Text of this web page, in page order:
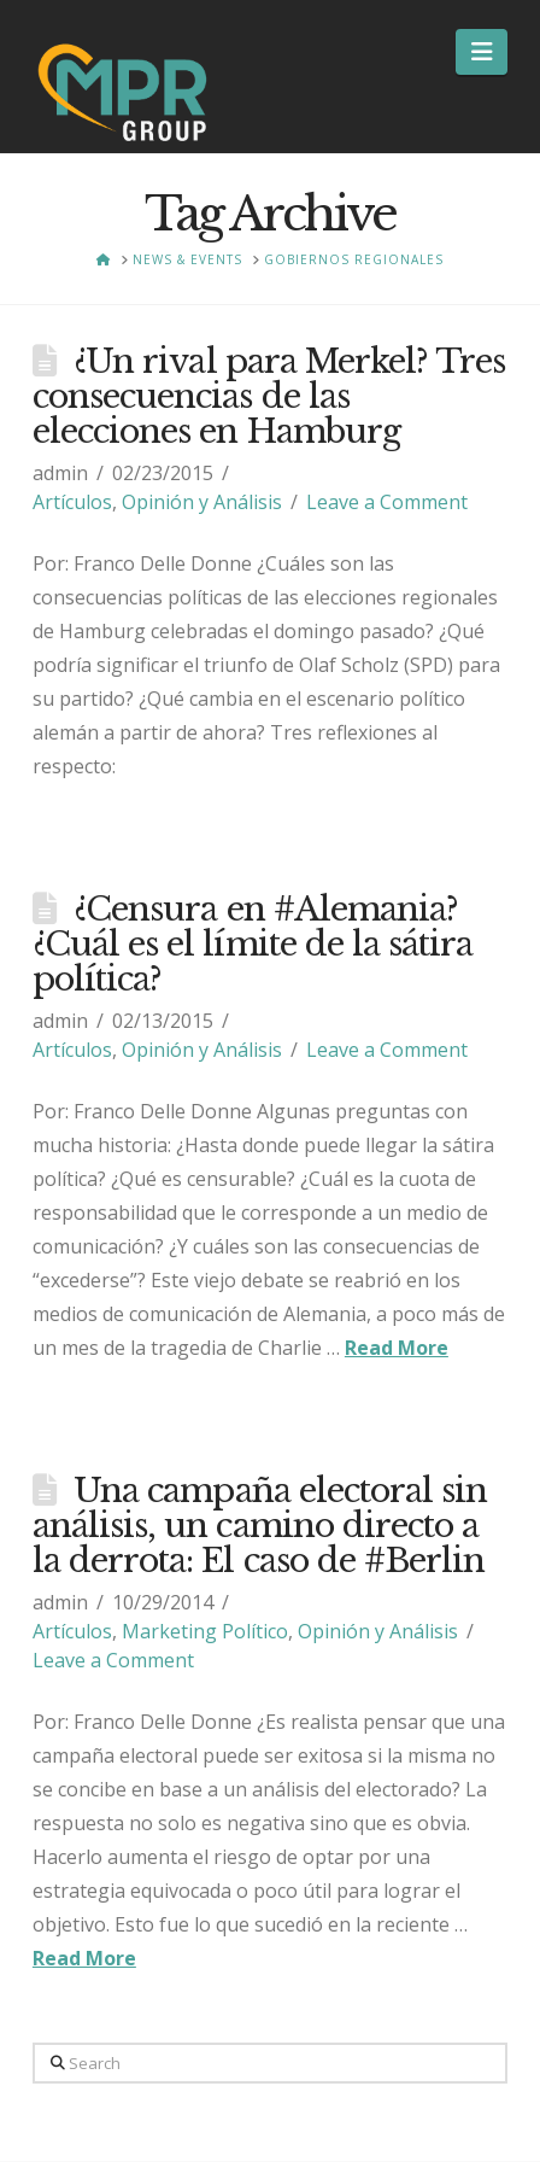
Tag Archive
HOMENEWS & EVENTS GOBIERNOS REGIONALES
¿Un rival para Merkel? Tres
consecuencias de las
elecciones en Hamburg
admin
02/23/2015
Artículos, Opinión y Análisis Leave a Comment
Por: Franco Delle Donne ¿Cuáles son las
consecuencias políticas de las elecciones regionales
de Hamburg celebradas el domingo pasado? ¿Qué
podría significar el triunfo de Olaf Scholz (SPD) para
su partido? ¿Qué cambia en el escenario político
alemán a partir de ahora? Tres reflexiones al
respecto:
¿Censura en #Alemania?
¿Cuál es el límite de la sátira
política?
admin
02/13/2015
Artículos, Opinión y Análisis Leave a Comment
Por: Franco Delle Donne Algunas preguntas con
mucha historia: ¿Hasta donde puede llegar la sátira
política? ¿Qué es censurable? ¿Cuál es la cuota de
responsabilidad que le corresponde a un medio de
comunicación? ¿Y cuáles son las consecuencias de
“excederse”? Este viejo debate se reabrió en los
medios de comunicación de Alemania, a poco más de
un mes de la tragedia de Charlie … Read More
Una campaña electoral sin
análisis, un camino directo a
la derrota: El caso de #Berlin
admin
10/29/2014
Artículos, Marketing Político, Opinión y Análisis
Leave a Comment
Por: Franco Delle Donne ¿Es realista pensar que una
campaña electoral puede ser exitosa si la misma no
se concibe en base a un análisis del electorado? La
respuesta no solo es negativa sino que es obvia.
Hacerlo aumenta el riesgo de optar por una
estrategia equivocada o poco útil para lograr el
objetivo. Esto fue lo que sucedió en la reciente …
Read More
Search